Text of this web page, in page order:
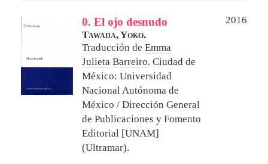
0. El ojo desnudo
2016
Tawada, Yoko.
Traducción de Emma
Julieta Barreiro. Ciudad de
México: Universidad
Nacional Autónoma de
México / Dirección General
de Publicaciones y Fomento
Editorial [UNAM]
(Ultramar).